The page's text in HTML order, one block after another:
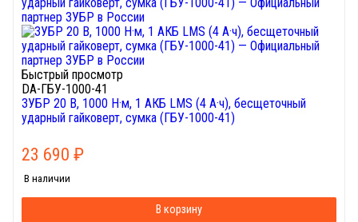
Быстрый просмотр
DA-ГБУ-1000-41
ЗУБР 20 В, 1000 Н·м, 1 АКБ LMS (4 А·ч), бесщеточный
ударный гайковерт, сумка (ГБУ-1000-41)
23 690 ₽
В наличии
В корзину